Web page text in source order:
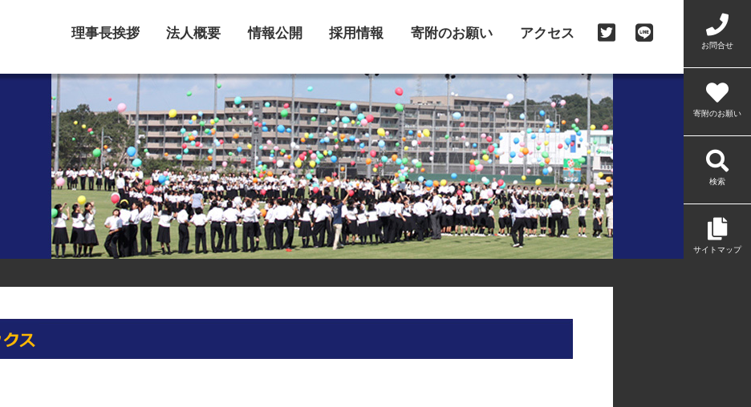
理事長挨拶 法人概要 情報公開 採用情報 寄附のお願い アクセス
お問合せ
寄附のお願い
検索
サイトマップ